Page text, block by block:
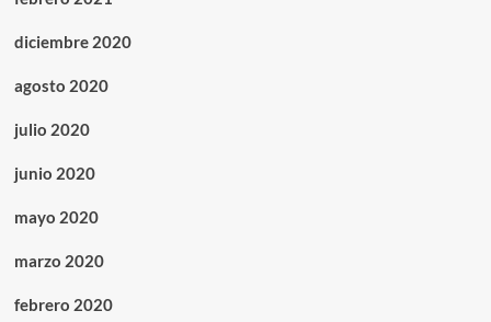
diciembre 2020
agosto 2020
julio 2020
junio 2020
mayo 2020
marzo 2020
febrero 2020